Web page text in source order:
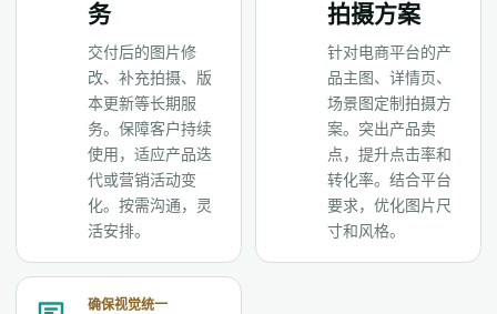
务
交付后的图片修
改、补充拍摄、版
本更新等长期服
务。保障客户持续
使用，适应产品迭
代或营销活动变
化。按需沟通，灵
活安排。
拍摄方案
针对电商平台的产
品主图、详情页、
场景图定制拍摄方
案。突出产品卖
点，提升点击率和
转化率。结合平台
要求，优化图片尺
寸和风格。
确保视觉统一